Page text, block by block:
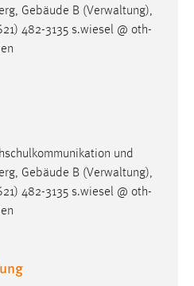
Gebäude B (Verwaltung),
482-3135 s.wiesel @ oth-
und
Gebäude B (Verwaltung),
482-3135 s.wiesel @ oth-
und Social Media